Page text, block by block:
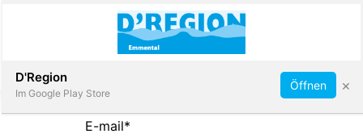
Abonnieren
E-mail*
D'Region
Im Google Play Store
Öffnen ×